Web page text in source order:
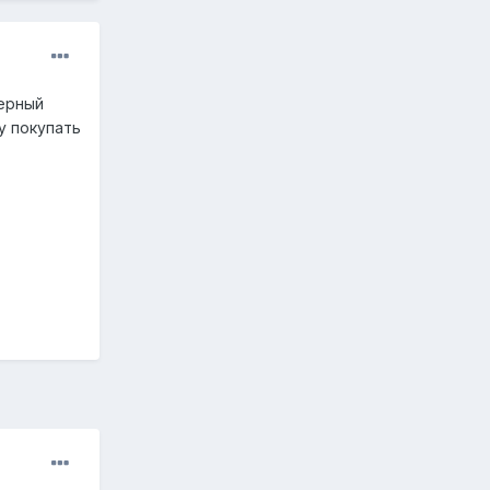
покупать